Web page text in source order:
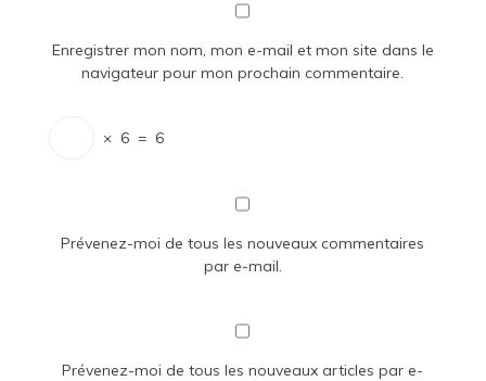
Enregistrer mon nom, mon e-mail et mon site dans le
navigateur pour mon prochain commentaire.
× 6 = 6
Prévenez-moi de tous les nouveaux commentaires
par e-mail.
Prévenez-moi de tous les nouveaux articles par e-